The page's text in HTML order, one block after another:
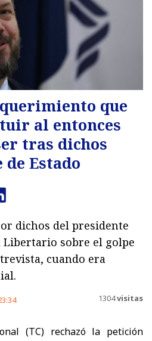
que
al entonces
tras dichos
Estado
dichos del presidente
Libertario sobre el golpe
cuando era
1304visitas
(TC) rechazó la petición